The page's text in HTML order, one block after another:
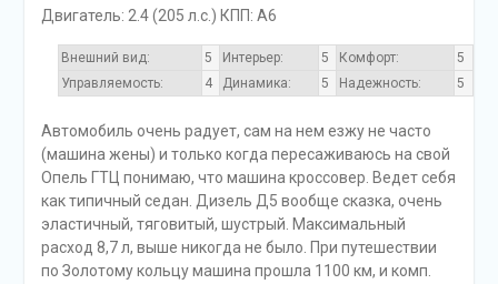
Двигатель: 2.4 (205 л.с.) КПП: A6
Внешний вид: 5 Интерьер: 5 Комфорт:
5
Управляемость:
4 Динамика: 5 Надежность: 5
Автомобиль очень радует, сам на нем езжу не часто
(машина жены) и только когда пересаживаюсь на свой
Опель ГТЦ понимаю, что машина кроссовер. Ведет себя
как типичный седан. Дизель Д5 вообще сказка, очень
эластичный, тяговитый, шустрый. Максимальный
расход 8,7 л, выше никогда не было. При путешествии
по Золотому кольцу машина прошла 1100 км, и комп.